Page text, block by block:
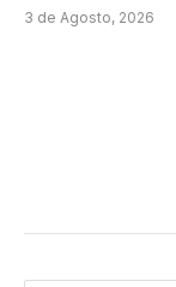
3 de Agosto, 2026